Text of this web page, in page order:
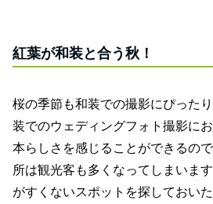
紅葉が和装と合う秋！
桜の季節も和装での撮影にぴった
装でのウェディングフォト撮影に
本らしさを感じることができるの
所は観光客も多くなってしまいま
がすくないスポットを探しておい